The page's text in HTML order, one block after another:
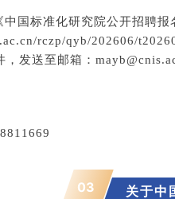
中国标准化研究院公开招聘报
rczp/qyb/202606/
，发送至邮箱：
03 关于中